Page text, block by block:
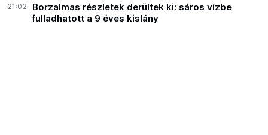
21:02
Borzalmas részletek derültek ki: sáros vízbe
fulladhatott a 9 éves kislány